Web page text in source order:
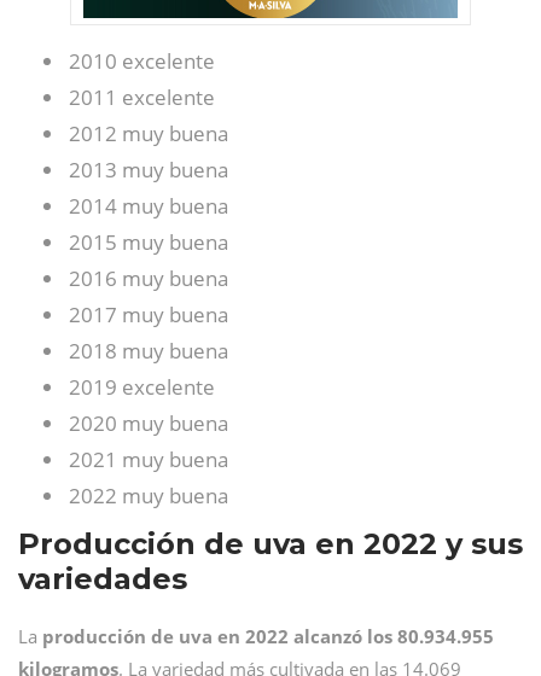
2010 excelente
2011 excelente
2012 muy buena
2013 muy buena
2014 muy buena
2015 muy buena
2016 muy buena
2017 muy buena
2018 muy buena
2019 excelente
2020 muy buena
2021 muy buena
2022 muy buena
Producción de uva en 2022 y sus
variedades
La producción de uva en 2022 alcanzó los 80.934.955
kilogramos. La variedad más cultivada en las 14.069